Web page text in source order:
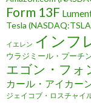
Form 13F
Tesla
イエレン インフ
ウラジミール・プーチ
エゴン・フォ
カール・アイカー
ジェイコブ・ロスチャイ